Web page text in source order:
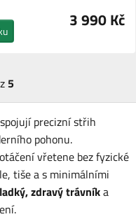
3 990 Kč
5
spojují precizní střih
pohonu.
vřetene bez fyzické
tiše a s minimálními
zdravý trávníka